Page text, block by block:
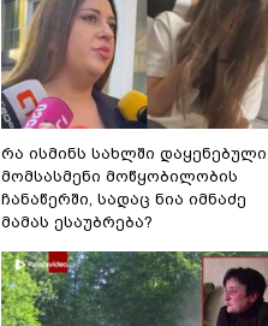
რა ისმინს სახლში დაყენებული
მომსასმენი მოწყობილობის
ჩანაწერში, სადაც ნია იმნაძე
მამას ესაუბრება?